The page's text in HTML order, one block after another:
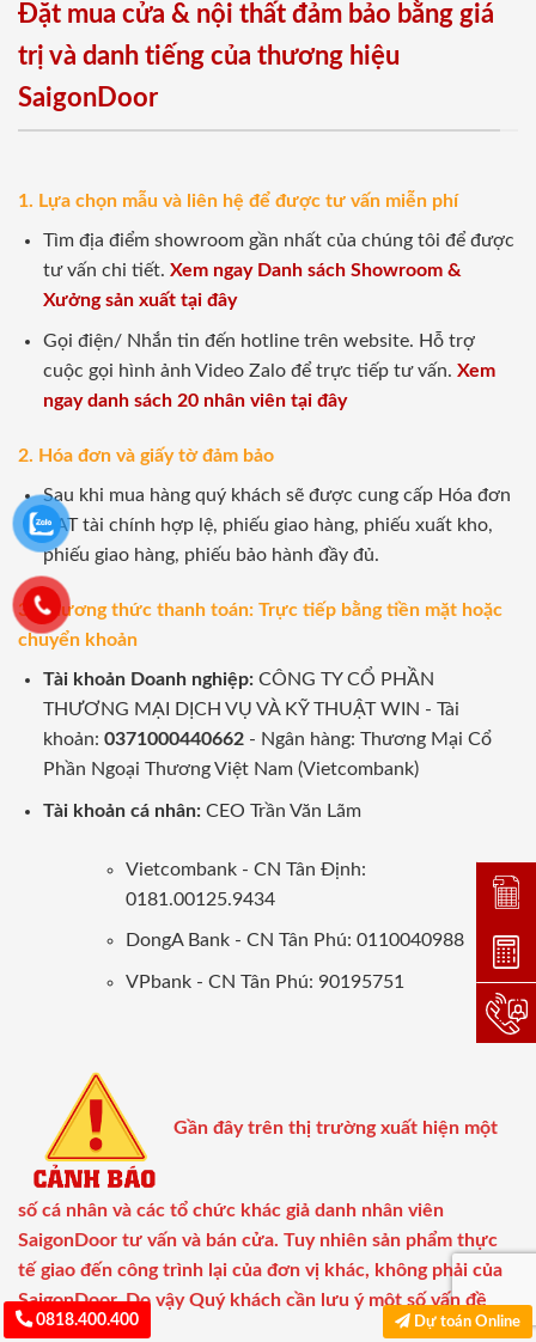
Đặt mua cửa & nội thất đảm bảo bằng giá
trị và danh tiếng của thương hiệu
SaigonDoor
1. Lựa chọn mẫu và liên hệ để được tư vấn miễn phí
Tìm địa điểm showroom gần nhất của chúng tôi để được
tư vấn chi tiết. Xem ngay Danh sách Showroom &
Xưởng sản xuất tại đây
Gọi điện/ Nhắn tin đến hotline trên website. Hỗ trợ
cuộc gọi hình ảnh Video Zalo để trực tiếp tư vấn. Xem
ngay danh sách 20 nhân viên tại đây
2. Hóa đơn và giấy tờ đảm bảo
Sau khi mua hàng quý khách sẽ được cung cấp Hóa đơn
VAT tài chính hợp lệ, phiếu giao hàng, phiếu xuất kho,
phiếu giao hàng, phiếu bảo hành đầy đủ.
3. Phương thức thanh toán: Trực tiếp bằng tiền mặt hoặc
chuyển khoản
Tài khoản Doanh nghiệp:CÔNG TY CỔ PHẦN
THƯƠNG MẠI DỊCH VỤ VÀ KỸ THUẬT WIN - Tài
khoản: 0371000440662- Ngân hàng: Thương Mại Cổ
Phần Ngoại Thương Việt Nam (Vietcombank)
Tài khoản cá nhân: CEO Trần Văn Lãm
Vietcombank - CN Tân Định:
0181.00125.9434
DongA Bank - CN Tân Phú: 0110040988
VPbank - CN Tân Phú: 90195751
Gần đây trên thị trường xuất hiện một
số cá nhân và các tổ chức khác giả danh nhân viên
SaigonDoor tư vấn và bán cửa. Tuy nhiên sản phẩm thực
tế giao đến công trình lại của đơn vị khác, không phải của
SaigonDoor. Do vậy Quý khách cần lưu ý một số vấn đề
sau:
0818.400.400 Dự toán Online
Đặt
Dự